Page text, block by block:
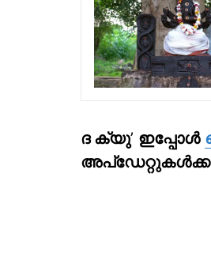
ദ ക്യു’ ഇപ്പോള്‍